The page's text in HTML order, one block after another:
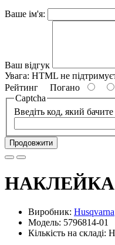
Ваше ім'я:
Ваш відгук
Увага: HTML не
Рейтинг Погано
Captcha
Введіть код, який
Продовжити
Виробник: Husqvarna
Модель: 5796814-01
Кількість на складі: